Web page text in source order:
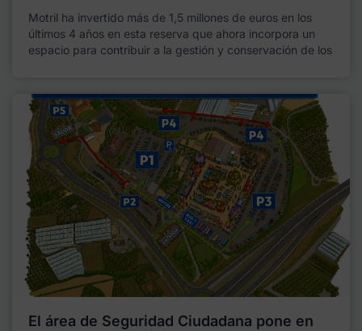
Motril ha invertido más de 1,5 millones de euros en los
últimos 4 años en esta reserva que ahora incorpora un
espacio para contribuir a la gestión y conservación de los
El área de Seguridad Ciudadana pone en